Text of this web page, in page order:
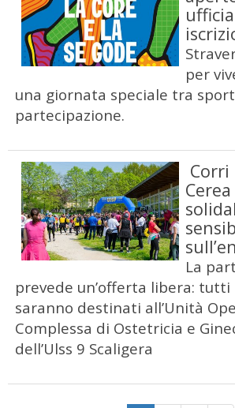
per
una giornata speciale tra
partecipazione.
Corri
La
prevede un’offerta libera:
saranno destinati all’Unità
Complessa di Ostetricia e
dell’Ulss 9 Scaligera